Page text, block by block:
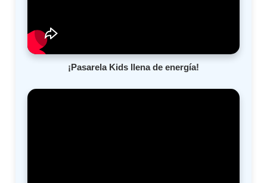
¡Pasarela Kids llena de energía!